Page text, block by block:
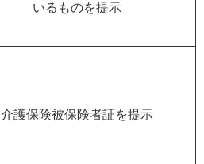
いるものを提示
介護保険被保険者証を提示